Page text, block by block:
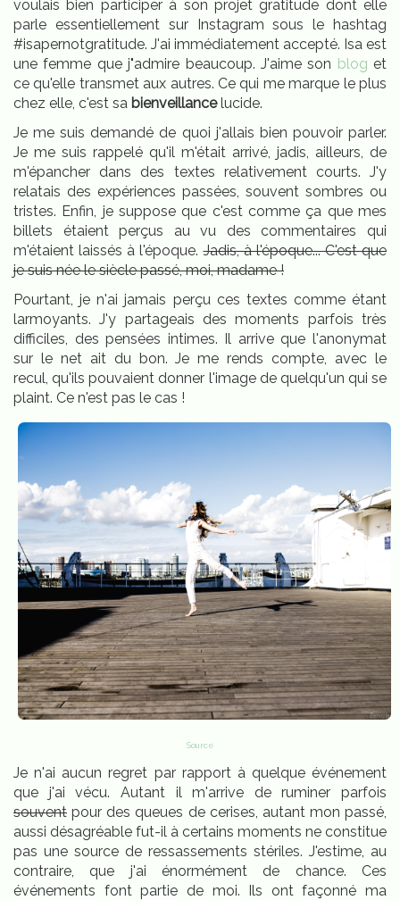
voulais bien participer à son projet gratitude dont elle
parle essentiellement sur Instagram sous le hashtag
#isapernotgratitude. J'ai immédiatement accepté. Isa est
une femme que j"admire beaucoup. J'aime son blog et
ce qu'elle transmet aux autres. Ce qui me marque le plus
chez elle, c'est sa bienveillancelucide.
Je me suis demandé de quoi j'allais bien pouvoir parler.
Je me suis rappelé qu'il m'était arrivé, jadis, ailleurs, de
m'épancher dans des textes relativement courts. J'y
relatais des expériences passées, souvent sombres ou
tristes. Enfin, je suppose que c'est comme ça que mes
billets étaient perçus au vu des commentaires qui
m'étaient laissés à l'époque.Jadis, à l'époque... C'est que
je suis née le siècle passé, moi, madame !
Pourtant, je n'ai jamais perçu ces textes comme étant
larmoyants. J'y partageais des moments parfois très
difficiles, des pensées intimes. Il arrive que l'anonymat
sur le net ait du bon. Je me rends compte, avec le
recul, qu'ils pouvaient donner l'image de quelqu'un qui se
plaint. Ce n'est pas le cas !
Source
Je n'ai aucun regret par rapport à quelque événement
que j'ai vécu. Autant il m'arrive de ruminer parfois
souvent pour des queues de cerises, autant mon passé,
aussi désagréable fut-il à certains moments ne constitue
pas une source de ressassements stériles. J'estime, au
contraire, que j'ai énormément de chance. Ces
événements font partie de moi. Ils ont façonné ma